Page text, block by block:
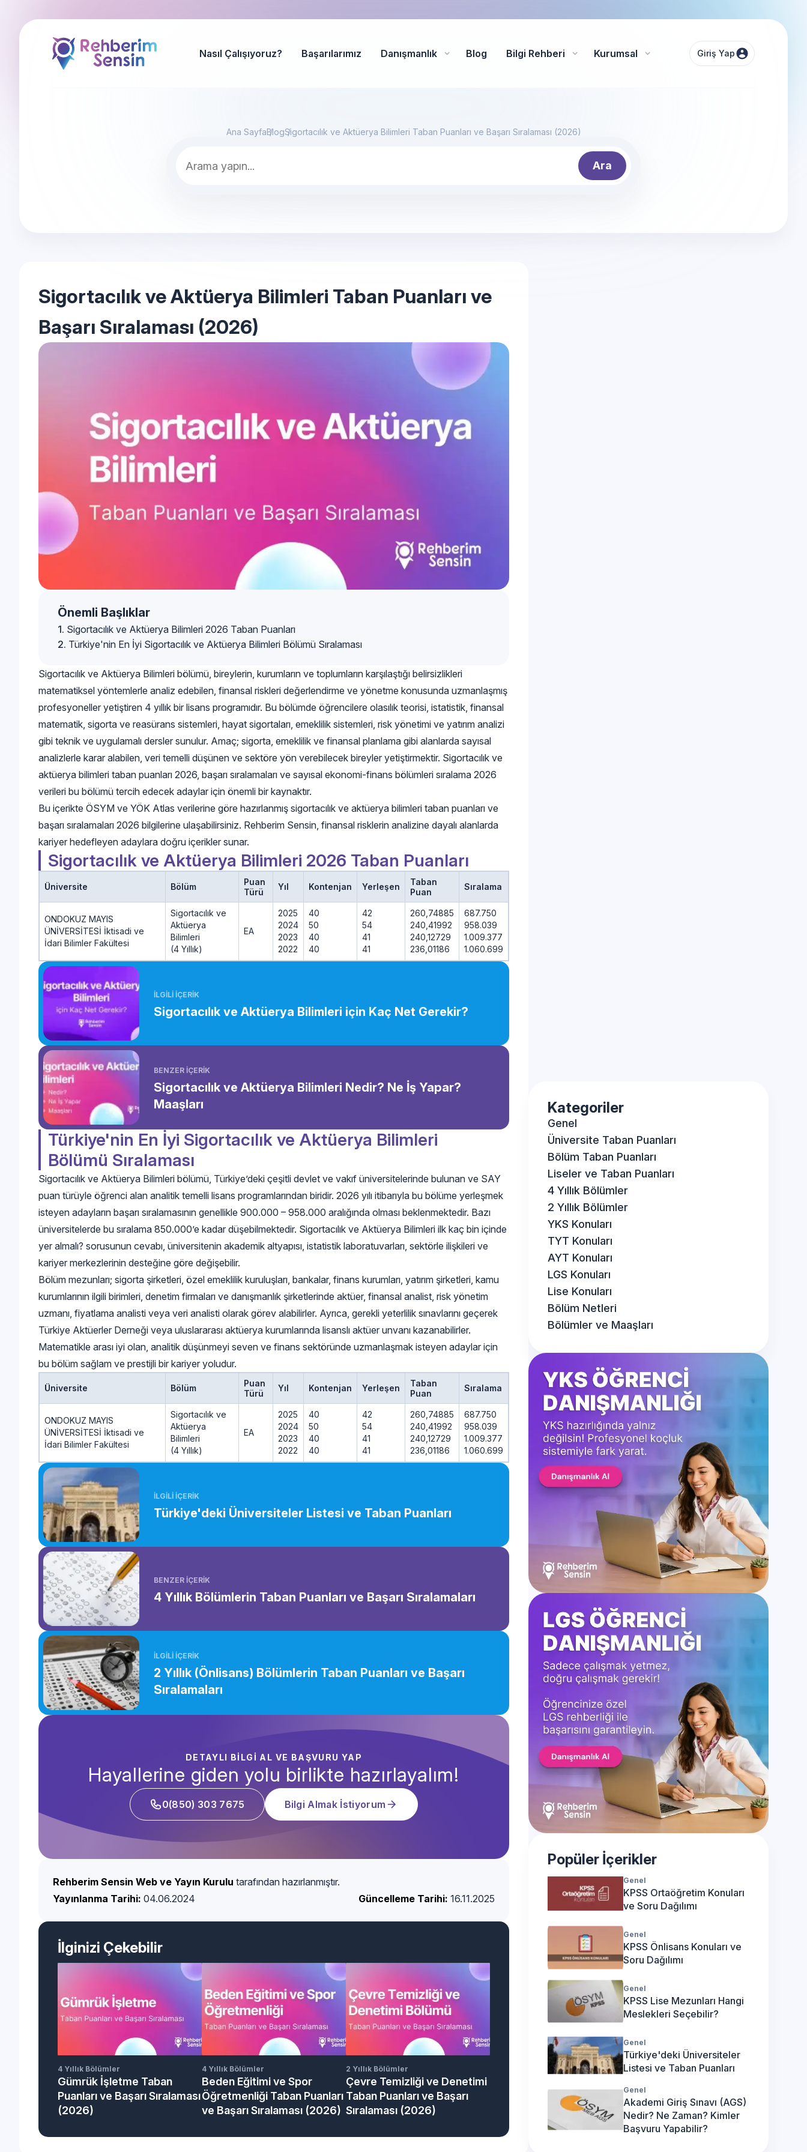
Nasıl Çalışıyoruz? Başarılarımız Danışmanlık Blog Bilgi Rehberi Kurumsal Giriş Yap
Ana SayfaBlogSigortacılık ve Aktüerya Bilimleri Taban Puanları ve Başarı Sıralaması (2026)
Ara
Sigortacılık ve Aktüerya Bilimleri Taban Puanları ve
Başarı Sıralaması (2026)
Önemli Başlıklar
Sigortacılık ve Aktüerya Bilimleri 2026 Taban Puanları
Türkiye'nin En İyi Sigortacılık ve Aktüerya Bilimleri Bölümü Sıralaması
Sigortacılık ve Aktüerya Bilimleri bölümü, bireylerin, kurumların ve toplumların karşılaştığı belirsizlikleri
matematiksel yöntemlerle analiz edebilen, finansal riskleri değerlendirme ve yönetme konusunda uzmanlaşmış
profesyoneller yetiştiren 4 yıllık bir lisans programıdır. Bu bölümde öğrencilere olasılık teorisi, istatistik, finansal
matematik, sigorta ve reasürans sistemleri, hayat sigortaları, emeklilik sistemleri, risk yönetimi ve yatırım analizi
gibi teknik ve uygulamalı dersler sunulur. Amaç; sigorta, emeklilik ve finansal planlama gibi alanlarda sayısal
analizlerle karar alabilen, veri temelli düşünen ve sektöre yön verebilecek bireyler yetiştirmektir. Sigortacılık ve
aktüerya bilimleri taban puanları 2026, başarı sıralamaları ve sayısal ekonomi-finans bölümleri sıralama 2026
verileri bu bölümü tercih edecek adaylar için önemli bir kaynaktır.
Bu içerikte ÖSYM ve YÖK Atlas verilerine göre hazırlanmış sigortacılık ve aktüerya bilimleri taban puanları ve
başarı sıralamaları 2026 bilgilerine ulaşabilirsiniz. Rehberim Sensin, finansal risklerin analizine dayalı alanlarda
kariyer hedefleyen adaylara doğru içerikler sunar.
Sigortacılık ve Aktüerya Bilimleri 2026 Taban Puanları
Üniversite Bölüm
Puan
Türü
Yıl Kontenjan Yerleşen
Taban
Puan
Sıralama
ONDOKUZ MAYIS
ÜNİVERSİTESİ İktisadi ve
İdari Bilimler Fakültesi
Sigortacılık ve
Aktüerya
Bilimleri
(4 Yıllık)
EA
2025
2024
2023
2022
40
50
40
40
42
54
41
41
260,74885
240,41992
240,12729
236,01186
687.750
958.039
1.009.377
1.060.699
İLGİLİ İÇERİK
Sigortacılık ve Aktüerya Bilimleri için Kaç Net Gerekir?
BENZER İÇERİK
Sigortacılık ve Aktüerya Bilimleri Nedir? Ne İş Yapar?
Maaşları
Türkiye'nin En İyi Sigortacılık ve Aktüerya Bilimleri
Bölümü Sıralaması
Sigortacılık ve Aktüerya Bilimleri bölümü, Türkiye’deki çeşitli devlet ve vakıf üniversitelerinde bulunan ve SAY
puan türüyle öğrenci alan analitik temelli lisans programlarından biridir. 2026 yılı itibarıyla bu bölüme yerleşmek
isteyen adayların başarı sıralamasının genellikle 900.000 – 958.000 aralığında olması beklenmektedir. Bazı
üniversitelerde bu sıralama 850.000’e kadar düşebilmektedir. Sigortacılık ve Aktüerya Bilimleri ilk kaç bin içinde
yer almalı? sorusunun cevabı, üniversitenin akademik altyapısı, istatistik laboratuvarları, sektörle ilişkileri ve
kariyer merkezlerinin desteğine göre değişebilir.
Bölüm mezunları; sigorta şirketleri, özel emeklilik kuruluşları, bankalar, finans kurumları, yatırım şirketleri, kamu
kurumlarının ilgili birimleri, denetim firmaları ve danışmanlık şirketlerinde aktüer, finansal analist, risk yönetim
uzmanı, fiyatlama analisti veya veri analisti olarak görev alabilirler. Ayrıca, gerekli yeterlilik sınavlarını geçerek
Türkiye Aktüerler Derneği veya uluslararası aktüerya kurumlarında lisanslı aktüer unvanı kazanabilirler.
Matematikle arası iyi olan, analitik düşünmeyi seven ve finans sektöründe uzmanlaşmak isteyen adaylar için
bu bölüm sağlam ve prestijli bir kariyer yoludur.
Üniversite Bölüm
Puan
Türü
Yıl Kontenjan Yerleşen
Taban
Puan
Sıralama
ONDOKUZ MAYIS
ÜNİVERSİTESİ İktisadi ve
İdari Bilimler Fakültesi
Sigortacılık ve
Aktüerya
Bilimleri
(4 Yıllık)
EA
2025
2024
2023
2022
40
50
40
40
42
54
41
41
260,74885
240,41992
240,12729
236,01186
687.750
958.039
1.009.377
1.060.699
İLGİLİ İÇERİK
Türkiye'deki Üniversiteler Listesi ve Taban Puanları
BENZER İÇERİK
4 Yıllık Bölümlerin Taban Puanları ve Başarı Sıralamaları
İLGİLİ İÇERİK
2 Yıllık (Önlisans) Bölümlerin Taban Puanları ve Başarı
Sıralamaları
DETAYLI BİLGİ AL VE BAŞVURU YAP
Hayallerine giden yolu birlikte hazırlayalım!
0(850) 303 7675 Bilgi Almak İstiyorum
Rehberim Sensin Web ve Yayın Kurulu tarafından hazırlanmıştır.
Yayınlanma Tarihi: 04.06.2024 Güncelleme Tarihi: 16.11.2025
İlginizi Çekebilir
4 Yıllık Bölümler
Gümrük İşletme Taban
Puanları ve Başarı Sıralaması
(2026)
4 Yıllık Bölümler
Beden Eğitimi ve Spor
Öğretmenliği Taban Puanları
ve Başarı Sıralaması (2026)
2 Yıllık Bölümler
Çevre Temizliği ve Denetimi
Taban Puanları ve Başarı
Sıralaması (2026)
Kategoriler
Genel
Üniversite Taban Puanları
Bölüm Taban Puanları
Liseler ve Taban Puanları
4 Yıllık Bölümler
2 Yıllık Bölümler
YKS Konuları
TYT Konuları
AYT Konuları
LGS Konuları
Lise Konuları
Bölüm Netleri
Bölümler ve Maaşları
Popüler İçerikler
Genel
KPSS Ortaöğretim Konuları
ve Soru Dağılımı
Genel
KPSS Önlisans Konuları ve
Soru Dağılımı
Genel
KPSS Lise Mezunları Hangi
Meslekleri Seçebilir?
Genel
Türkiye'deki Üniversiteler
Listesi ve Taban Puanları
Genel
Akademi Giriş Sınavı (AGS)
Nedir? Ne Zaman? Kimler
Başvuru Yapabilir?